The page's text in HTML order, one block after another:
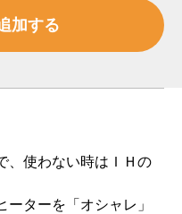
、使わない時はＩＨの
ターを「オシャレ」